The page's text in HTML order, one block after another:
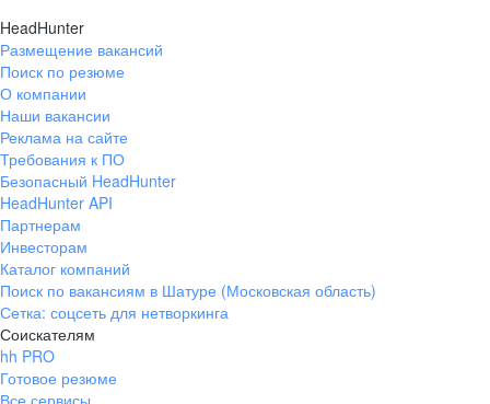
HeadHunter
Размещение вакансий
Поиск по резюме
О компании
Наши вакансии
Реклама на сайте
Требования к ПО
Безопасный HeadHunter
HeadHunter API
Партнерам
Инвесторам
Каталог компаний
Поиск по вакансиям в Шатуре (Московская область)
Сетка: соцсеть для нетворкинга
Соискателям
hh PRO
Готовое резюме